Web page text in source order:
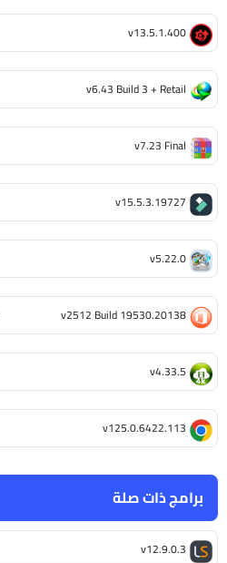
برامج ذات صلة
v12.9.0.3
v13.5.1.400
v6.43 Build 3 + Retail
v7.23 Final
v15.5.3.19727
v5.22.0
v2512 Build 19530.20138
v4.33.5
v125.0.6422.113